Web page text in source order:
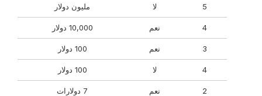
مليون دولار
نعم 10,000 دولار
نعم 100 دولار
100 دولار
نعم